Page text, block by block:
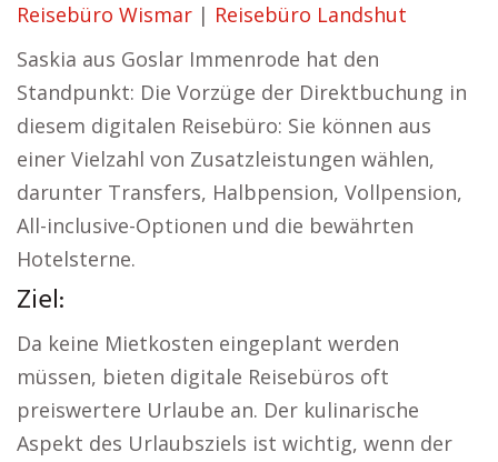
Reisebüro Wismar | Reisebüro Landshut
Saskia aus Goslar Immenrode hat den
Standpunkt: Die Vorzüge der Direktbuchung in
diesem digitalen Reisebüro: Sie können aus
einer Vielzahl von Zusatzleistungen wählen,
darunter Transfers, Halbpension, Vollpension,
All-inclusive-Optionen und die bewährten
Hotelsterne.
Ziel:
Da keine Mietkosten eingeplant werden
müssen, bieten digitale Reisebüros oft
preiswertere Urlaube an. Der kulinarische
Aspekt des Urlaubsziels ist wichtig, wenn der